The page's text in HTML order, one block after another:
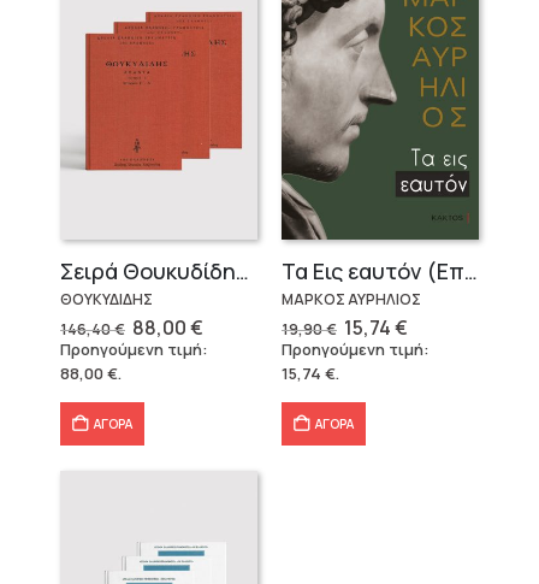
Σειρά Θουκυδίδης – Δεμένο (4 τόμοι)
ΘΟΥΚΥΔΙΔΗΣ
146,40€ Original
price
was:
88,00€Η
τρέχουσα
τιμή
Προηγούμενη τιμή:
88,00€.
ΑΓΟΡΑ
Τα Εις εαυτόν (Επίτομο) – Μάρκος Αυρήλιος
ΜΑΡΚΟΣ ΑΥΡΗΛΙΟΣ
19,90€ Original
price
was:
15,74€Η
τρέχουσα
τιμή
Προηγούμενη τιμή:
15,74 €.
ΑΓΟΡΑ